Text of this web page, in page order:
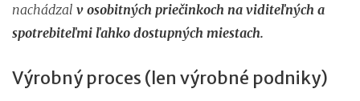
nachádzal v osobitných priečinkoch na viditeľných a
spotrebiteľmi ľahko dostupných miestach.
Výrobný proces (len výrobné podniky)